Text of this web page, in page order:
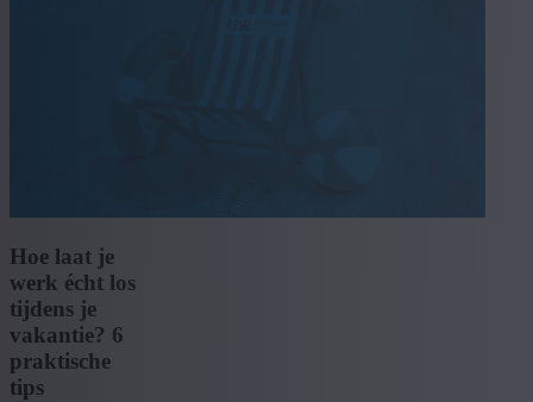
Hoe laat je
werk écht los
tijdens je
vakantie? 6
praktische
tips